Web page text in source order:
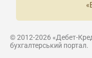
© 2012-2026 «Дебет-
бухгалтерський портал.